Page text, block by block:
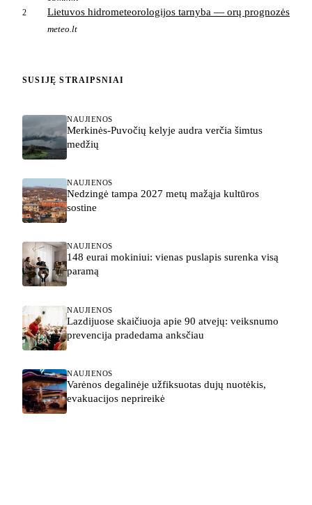
2 Lietuvos hidrometeorologijos tarnyba — orų prognozės
meteo.lt
SUSIJĘ STRAIPSNIAI
NAUJIENOS
Merkinės-Puvočių kelyje audra verčia šimtus
medžių
NAUJIENOS
Nedzingė tampa 2027 metų mažąja kultūros
sostine
NAUJIENOS
148 eurai mokiniui: vienas puslapis surenka visą
paramą
NAUJIENOS
Lazdijuose skaičiuoja apie 90 atvejų: veiksnumo
prevencija pradedama anksčiau
NAUJIENOS
Varėnos degalinėje užfiksuotas dujų nuotėkis,
evakuacijos neprireikė